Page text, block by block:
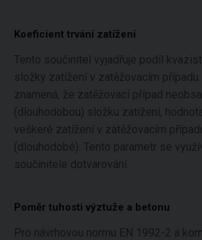
Koeficient trvání zatížení
Tento součinitel vyjadřuje podíl
složky zatížení v zatěžovacím
znamená, že zatěžovací případ
(dlouhodobou) složku zatížení,
veškeré zatížení v zatěžovacím
(dlouhodobé). Tento parametr se
součinitele dotvarování.
Poměr tuhosti výztuže a betonu
Pro návrhovou normu EN 1992-2 a